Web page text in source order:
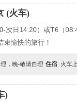
(火车)
次日14:20）或T6（
愉快的旅行！
，晚-敬请自理 住宿 火车上
)